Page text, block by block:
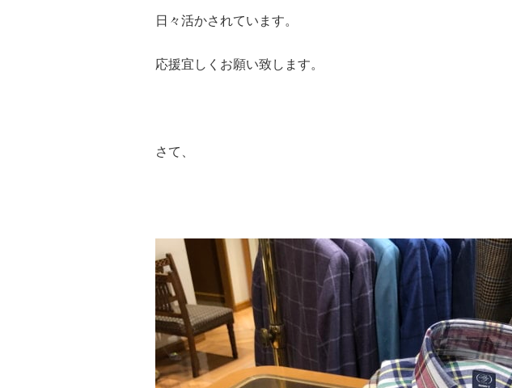
日々活かされています。
応援宜しくお願い致します。
さて、